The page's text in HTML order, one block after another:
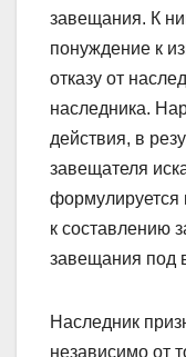
завещания. К
понуждение к
отказу от
наследника.
действия, в
завещателя
формулируется
к составлению
завещания под
Наследник
независимо от